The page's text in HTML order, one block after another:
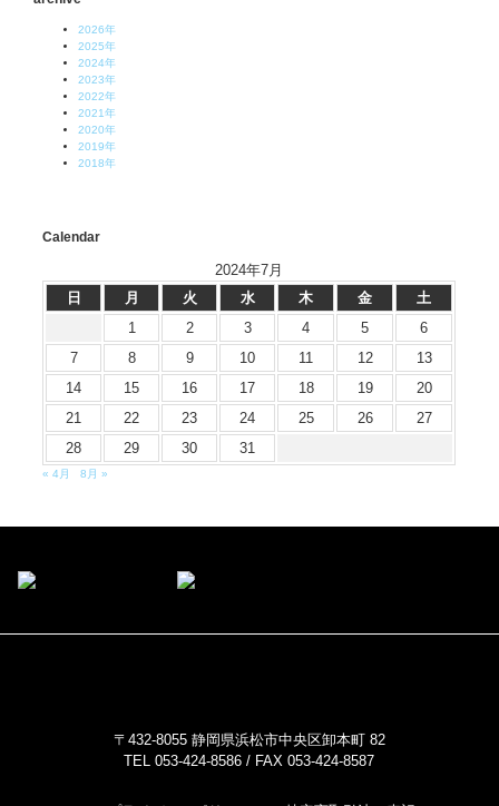
2026年
2025年
2024年
2023年
2022年
2021年
2020年
2019年
2018年
Calendar
2024年7月
日
月 火 水 木 金
土
1
2 3 4 5
6
7
8 9 10 11 12
13
14
15 16 17 18 19
20
21
22 23 24 25 26
27
28
29 30 31
« 4月 8月 »
〒432-8055 静岡県浜松市中央区卸本町 82
TEL 053-424-8586 / FAX 053-424-8587